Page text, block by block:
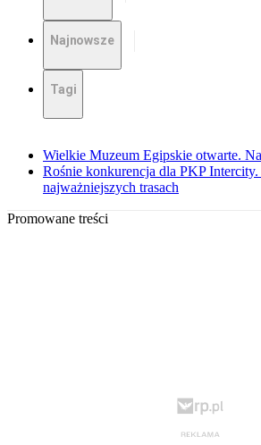
Najnowsze
Tagi
Wielkie Muzeum Egipskie otwarte.
Rośnie konkurencja dla PKP Intercity.
najważniejszych trasach
Promowane treści